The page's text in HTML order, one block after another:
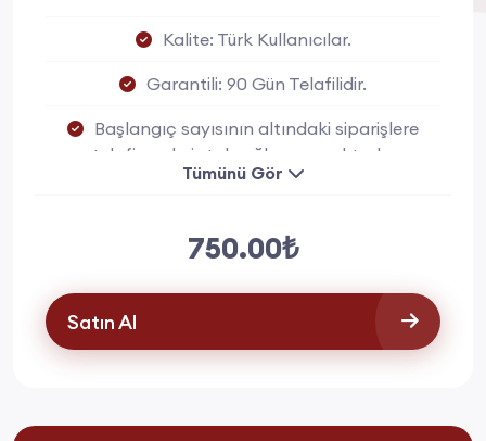
Kalite: Türk Kullanıcılar.
Garantili: 90 Gün Telafilidir.
Başlangıç sayısının altındaki siparişlere
telafi ya da iptal sağlanmamaktadır.
Tümünü Gör
750.00₺
Satın Al